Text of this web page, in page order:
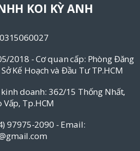
KOI KỲ ANH
2018 - Cơ quan cấp: Phòng Đăng
Kế Hoạch và Đầu Tư TP.HCM
doanh: 362/15 Thống Nhất,
Vấp, Tp.HCM
97975-2090 - Email: